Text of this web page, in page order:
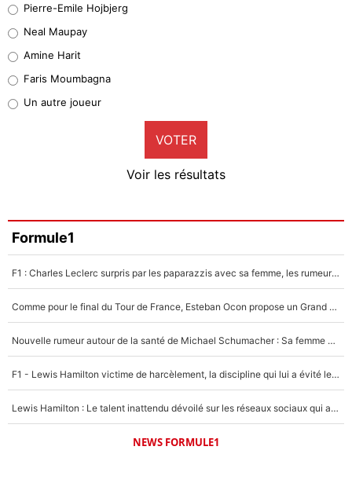
4%
1%
9%
Faris Moumbagna
5%
Un autre joueur
5%
Pierre-Emile Hojbjerg
Neal Maupay
Amine Harit
Faris Moumbagna
Un autre joueur
VOTER
Voir les résultats
Formule1
F1 : Charles Leclerc surpris par les paparazzis avec sa femme, les rumeurs étaient vraies !
Comme pour le final du Tour de France, Esteban Ocon propose un Grand Prix de Formule 1 à Paris : «Autour de l’Arc de Triomphe, ce serait génial» !
Nouvelle rumeur autour de la santé de Michael Schumacher : Sa femme Corinna sort du silence
F1 - Lewis Hamilton victime de harcèlement, la discipline qui lui a évité le pire : «J'aurais probablement mal tourné»
Lewis Hamilton : Le talent inattendu dévoilé sur les réseaux sociaux qui a impressionné Kim Kardashian pendant leurs vacances en amoureux !
NEWS FORMULE1